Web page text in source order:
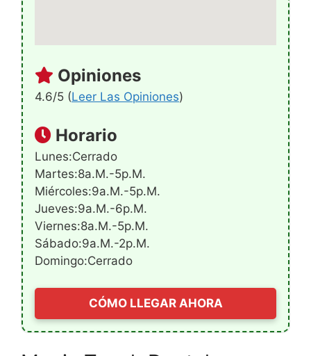
Opiniones
4.6/5 (Leer Las Opiniones)
Horario
Lunes:Cerrado
Martes:8a.m.-5p.m.
Miércoles:9a.m.-5p.m.
Jueves:9a.m.-6p.m.
Viernes:8a.m.-5p.m.
Sábado:9a.m.-2p.m.
Domingo:Cerrado
CÓMO LLEGAR AHORA